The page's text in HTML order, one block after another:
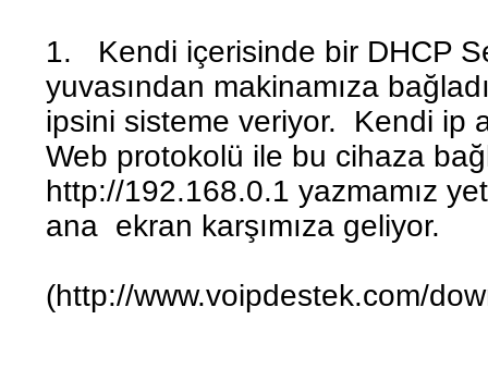
1. Kendi içerisinde bir DHCP
yuvasından makinamıza
ipsini sisteme veriyor. Kendi ip
Web protokolü ile bu cihaza
http://192.168.0.1 yazmamız
ana ekran karşımıza geliyor.
(http://www.voipdestek.com/